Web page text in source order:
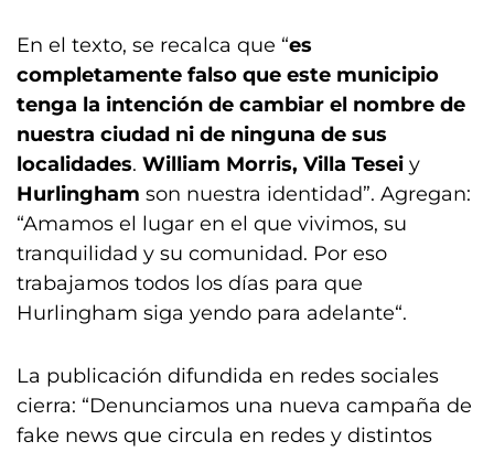
En el texto, se recalca que “es
completamente falso que este municipio
tenga la intención de cambiar el nombre de
nuestra ciudad ni de ninguna de sus
localidades. William Morris, Villa Tesei y
Hurlingham son nuestra identidad”. Agregan:
“Amamos el lugar en el que vivimos, su
tranquilidad y su comunidad. Por eso
trabajamos todos los días para que
Hurlingham siga yendo para adelante“.
La publicación difundida en redes sociales
cierra: “Denunciamos una nueva campaña de
fake news que circula en redes y distintos